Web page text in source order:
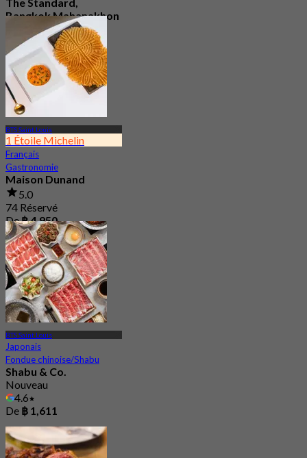
Bangkok Mahanakhon
665 Réservé
De฿ 750
BTS Saint Louis
1 Étoile Michelin
Français
Gastronomie
Maison Dunand
5.0
74 Réservé
De฿ 4,950
BTS Saint Louis
Japonais
Fondue chinoise/Shabu
Shabu & Co.
Nouveau
4.6
De ฿ 1,611